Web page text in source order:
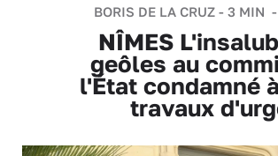
BORIS DE LA CRUZ - 3 MIN
NÎMES
geôles au
l'État condamné
travaux